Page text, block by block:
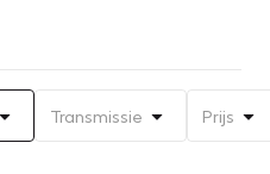
Transmissie Prijs